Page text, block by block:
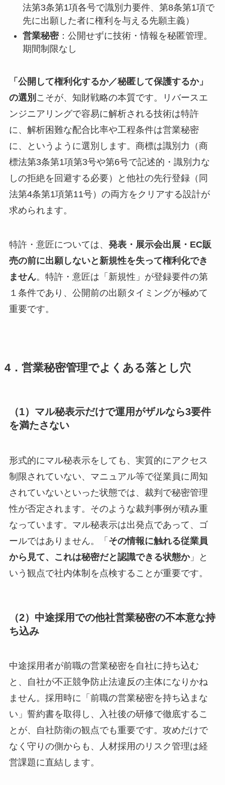
法第3条第1項各号で識別力要件、第8条第1項で
先に出願した者に権利を与える先願主義）
営業秘密：公開せずに技術・情報を秘匿管理。
期間制限なし
「公開して権利化するか／秘匿して保護するか」
の選別 こそが、知財戦略の本質です。リバースエ
ンジニアリングで容易に解析される技術は特許
に、解析困難な配合比率や工程条件は営業秘密
に、というように選別します。商標は識別力（商
標法第3条第1項第3号や第6号で記述的・識別力な
しの拒絶を回避する必要）と他社の先行登録（同
法第4条第1項第11号）の両方をクリアする設計が
求められます。
特許・意匠については、 発表・展示会出展・EC販
売の前に出願しないと新規性を失って権利化でき
ません。特許・意匠は「新規性」が登録要件の第
１条件であり、公開前の出願タイミングが極めて
重要です。
4．営業秘密管理でよくある落とし穴
（1）マル秘表示だけで運用がザルなら3要件
を満たさない
形式的にマル秘表示をしても、実質的にアクセス
制限されていない、マニュアル等で従業員に周知
されていないといった状態では、裁判で秘密管理
性が否定されます。そのような裁判事例が積み重
なっています。マル秘表示は出発点であって、ゴ
ールではありません。「 その情報に触れる従業員
から見て、これは秘密だと認識できる状態か」と
いう観点で社内体制を点検することが重要です。
（2）中途採用での他社営業秘密の不本意な持
ち込み
中途採用者が前職の営業秘密を自社に持ち込む
と、自社が不正競争防止法違反の主体になりかね
ません。採用時に「前職の営業秘密を持ち込まな
い」誓約書を取得し、入社後の研修で徹底するこ
とが、自社防衛の観点でも重要です。攻めだけで
なく守りの側からも、人材採用のリスク管理は経
営課題に直結します。